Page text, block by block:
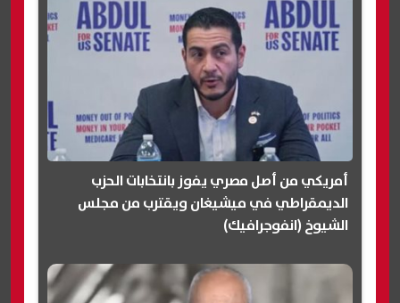
أمريكي من أصل مصري يفوز بانتخابات الحزب
الديمقراطي في ميشيغان ويقترب من مجلس
الشيوخ (انفوجرافيك)